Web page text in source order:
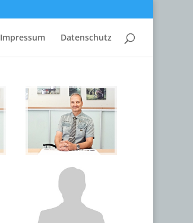
Impressum Datenschutz